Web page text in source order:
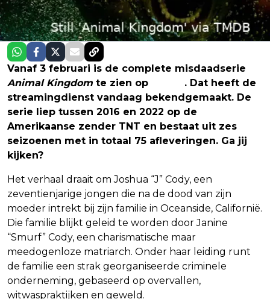
Vanaf 3 februari is de complete misdaadserie
Animal Kingdom te zien op
. Dat heeft de
streamingdienst vandaag bekendgemaakt. De
serie liep tussen 2016 en 2022 op de
Amerikaanse zender TNT en bestaat uit zes
seizoenen met in totaal 75 afleveringen. Ga jij
kijken?
Het verhaal draait om Joshua “J” Cody, een
zeventienjarige jongen die na de dood van zijn
moeder intrekt bij zijn familie in Oceanside, Californië.
Die familie blijkt geleid te worden door Janine
“Smurf” Cody, een charismatische maar
meedogenloze matriarch. Onder haar leiding runt
de familie een strak georganiseerde criminele
onderneming, gebaseerd op overvallen,
witwaspraktijken en geweld.